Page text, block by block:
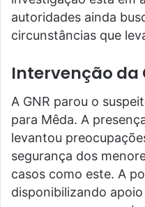
autoridades ainda
circunstâncias que
Intervenção da
A GNR parou o
para Mêda. A
levantou
segurança dos
casos como este. A
disponibilizando